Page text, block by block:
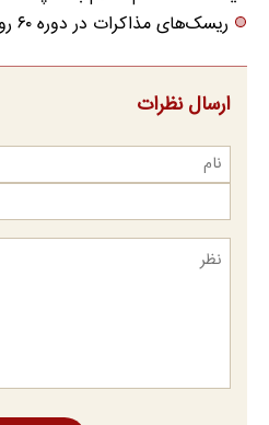
ریسک‌های مذاکرات در دوره ۶۰ روزه
ارسال نظرات